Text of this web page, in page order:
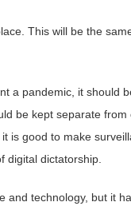
This will be the
a pandemic, it should
be kept separate
is good to make
digital dictatorship.
technology, but it